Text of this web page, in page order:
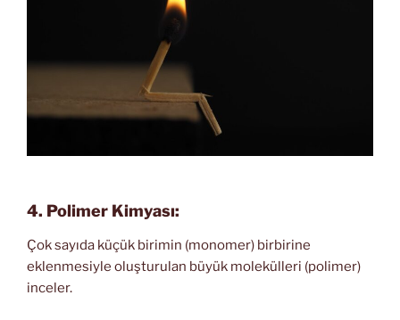
4. Polimer Kimyası:
Çok sayıda küçük birimin (monomer) birbirine
eklenmesiyle oluşturulan büyük molekülleri (polimer)
inceler.